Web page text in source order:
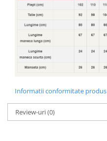
Informatii conformitate produs
Review-uri(0)